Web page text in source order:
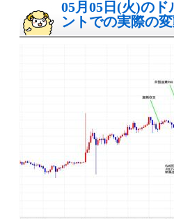
05月05日(火)の
ントでの実際の